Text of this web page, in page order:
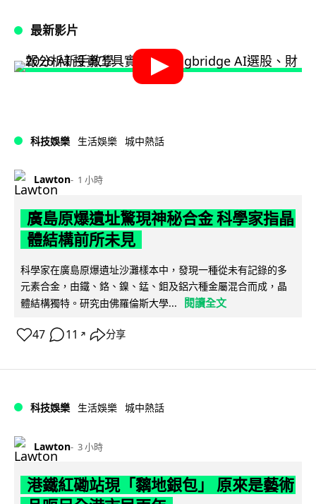
最新影片
科技娛樂 生活娛樂 城中熱話
Lawton 1 小時
廣島原爆遺址驚現神秘合金 科學家指晶
體結構前所未見
科學家在廣島原爆遺址沙灘樣本中，發現一種從未有記錄的多
元素合金，由鐵、鉻、鎳、錳、鉬及鋁六種金屬混合而成，晶
體結構獨特。研究由佛羅倫斯大學...
閱讀全文
47 11 ↗ 分享
科技娛樂 生活娛樂 城中熱話
Lawton 3 小時
港鐵紅磡站現「黐地銀包」 原來是藝術